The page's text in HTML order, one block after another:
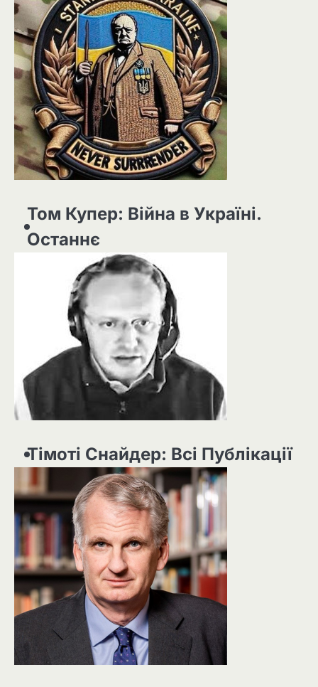
Том Купер: Війна в Україні.
Останнє
Тімоті Снайдер: Всі Публікації